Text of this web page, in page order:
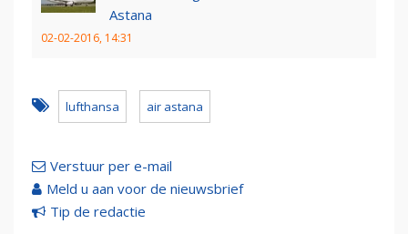
Astana
02-02-2016, 14:31
lufthansa air astana
Verstuur per e-mail
Meld u aan voor de nieuwsbrief
Tip de redactie